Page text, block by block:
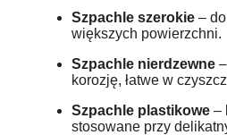
Szpachle szerokie –
większych powierzchni.
Szpachle nierdzewne
korozję, łatwe w
Szpachle plastikowe –
stosowane przy